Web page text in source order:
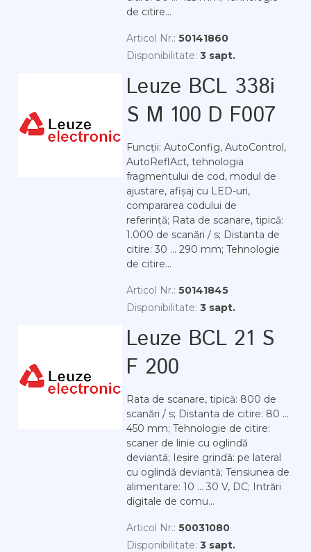
de citire...
Articol Nr.: 50141860
Disponibilitate: 3 sapt.
Leuze BCL 338i
S M 100 D F007
Funcții: AutoConfig, AutoControl,
AutoReflAct, tehnologia
fragmentului de cod, modul de
ajustare, afișaj cu LED-uri,
compararea codului de
referință; Rata de scanare, tipică:
1.000 de scanări / s; Distanta de
citire: 30 ... 290 mm; Tehnologie
de citire...
Articol Nr.: 50141845
Disponibilitate: 3 sapt.
Leuze BCL 21 S
F 200
Rata de scanare, tipică: 800 de
scanări / s; Distanta de citire: 80 ...
450 mm; Tehnologie de citire:
scaner de linie cu oglindă
deviantă; Ieșire grindă: pe lateral
cu oglindă deviantă; Tensiunea de
alimentare: 10 ... 30 V, DC; Intrări
digitale de comu...
Articol Nr.: 50031080
Disponibilitate: 3 sapt.